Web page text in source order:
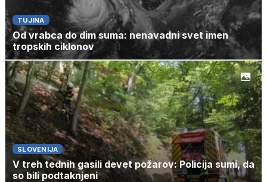
TUJINA
Od vrabca do dim suma: nenavadni svet imen
tropskih ciklonov
SLOVENIJA
V treh tednih gasili devet požarov: Policija sumi, da
so bili podtaknjeni